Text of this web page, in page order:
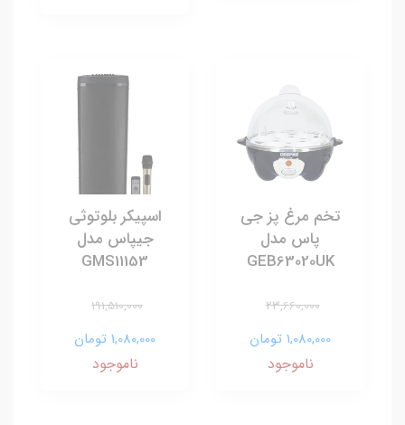
تخم مرغ پز جی
پاس مدل
GEB63020UK
23,660,000
1,080,000 تومان
ناموجود
اسپیکر بلوتوثی
جیپاس مدل
GMS11153
191,510,000
1,080,000 تومان
ناموجود